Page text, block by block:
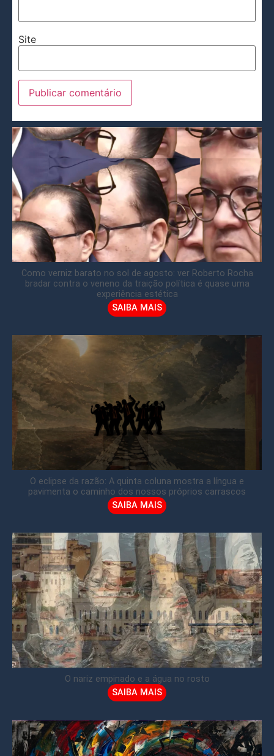
Site
Como verniz barato no sol de agosto: ver Roberto Rocha
bradar contra o veneno da traição política é quase uma
experiência estética
SAIBA MAIS
O eclipse da razão: A quinta coluna mostra a língua e
pavimenta o caminho dos nossos próprios carrascos
SAIBA MAIS
O nariz empinado e a água no rosto
SAIBA MAIS